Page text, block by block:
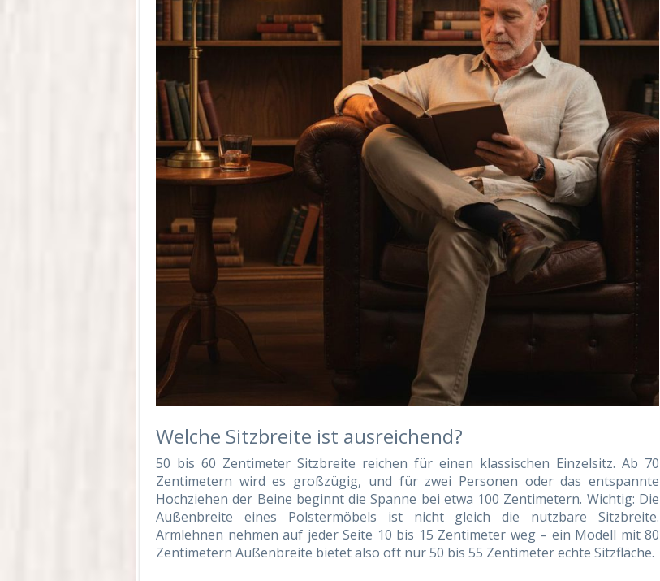
Welche Sitzbreite ist ausreichend?
50 bis 60 Zentimeter Sitzbreite reichen für einen klassischen Einzelsitz. Ab 70
Zentimetern wird es großzügig, und für zwei Personen oder das entspannte
Hochziehen der Beine beginnt die Spanne bei etwa 100 Zentimetern. Wichtig: Die
Außenbreite eines Polstermöbels ist nicht gleich die nutzbare Sitzbreite.
Armlehnen nehmen auf jeder Seite 10 bis 15 Zentimeter weg – ein Modell mit 80
Zentimetern Außenbreite bietet also oft nur 50 bis 55 Zentimeter echte Sitzfläche.